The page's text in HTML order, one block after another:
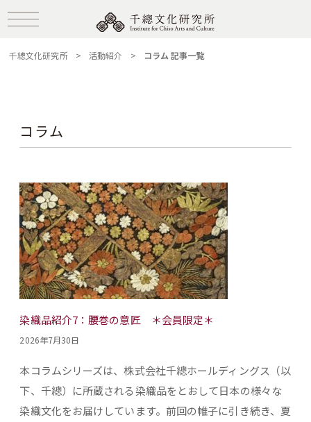
千總文化研究所 > 活動紹介 > コラム 記事一覧
コラム
染織品紹介7：腰巻の意匠 ＊会員限定＊
2026年7月30日
本コラムシリーズは、株式会社千總ホールディングス（以
下、千總）に所蔵される染織品をとおして日本の様々な
染織文化をお届けしています。前回の帷子に引き続き、夏